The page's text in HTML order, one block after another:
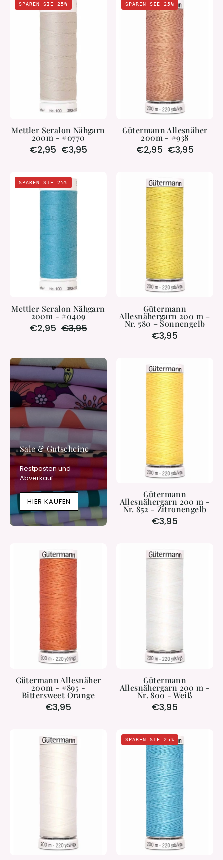
Seralon
Nähgarn
200m
#0770
SPAREN SIE 25%
Mettler Seralon Nähgarn
200m - #0770
€2,95 €3,95
Allesnäher
200m
-
#938
SPAREN SIE 25%
Gütermann Allesnäher
200m - #938
€2,95 €3,95
Mettler
Seralon
Nähgarn
200m
#0409
SPAREN SIE 25%
Mettler Seralon Nähgarn
200m - #0409
€2,95 €3,95
200
m
–
Nr.
580
–
Sonnengelb
Gütermann
Allesnähergarn 200 m –
Nr. 580 – Sonnengelb
€3,95
Sale & Gutscheine
Restposten und
Abverkauf.
HIER KAUFEN
200
m
-
Nr.
852
-
Zitronengelb
Gütermann
Allesnähergarn 200 m -
Nr. 852 - Zitronengelb
€3,95
Allesnäher
200m
-
#895
-
Bittersweet
Orange
Gütermann Allesnäher
200m - #895 -
Bittersweet Orange
€3,95
Gütermann
Weiß
Gütermann
Allesnähergarn 200 m -
Nr. 800 - Weiß
€3,95
Allesnähergarn
Cremeweiß
Gütermann
Allesnäher
200m
-
#196
SPAREN SIE 25%